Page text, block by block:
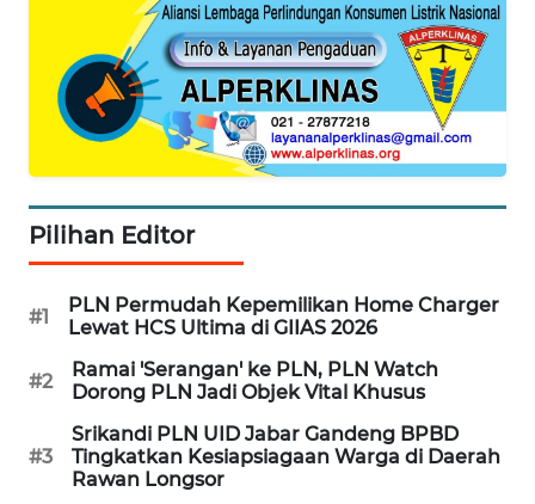
Pilihan Editor
#1
PLN Permudah Kepemilikan Home Charger
Lewat HCS Ultima di GIIAS 2026
#2
Ramai 'Serangan' ke PLN, PLN Watch
Dorong PLN Jadi Objek Vital Khusus
#3
Srikandi PLN UID Jabar Gandeng BPBD
Tingkatkan Kesiapsiagaan Warga di Daerah
Rawan Longsor
TRAVEL
WAHANA
WAHANANEWS
ID
WAHANANEWS
CO ID
WAHANANEWS
NET
WAHANA